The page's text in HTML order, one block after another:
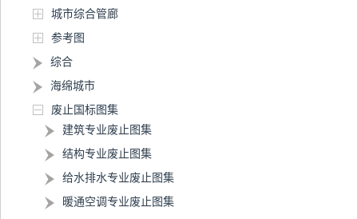
城市综合管廊
参考图
综合
海绵城市
废止国标图集
建筑专业废止图集
结构专业废止图集
给水排水专业废止图集
暖通空调专业废止图集